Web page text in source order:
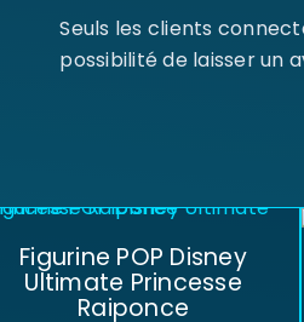
Seuls les clients
possibilité de laisser un
Figurine POP Disney
Ultimate Princesse
Raiponce